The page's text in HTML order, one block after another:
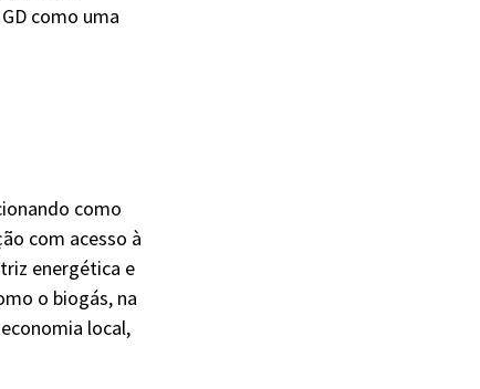
como uma
como
com acesso à
energética e
o biogás, na
local,